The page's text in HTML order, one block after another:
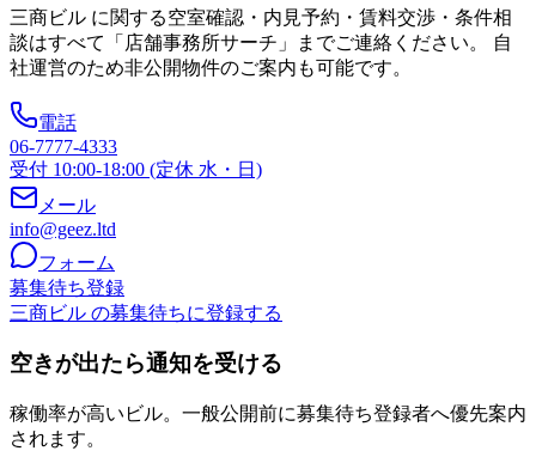
三商ビル に関する空室確認・内見予約・賃料交渉・条件相
談はすべて「店舗事務所サーチ」までご連絡ください。 自
社運営のため非公開物件のご案内も可能です。
電話
06-7777-4333
受付 10:00-18:00 (定休 水・日)
メール
info@geez.ltd
フォーム
募集待ち登録
三商ビル の募集待ちに登録する
空きが出たら通知を受ける
稼働率が高いビル。一般公開前に募集待ち登録者へ優先案内
されます。